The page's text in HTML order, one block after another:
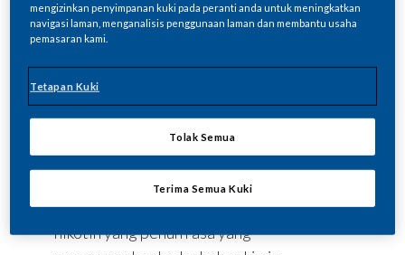
alternatif bagi rokok, yang mengandungi
nikotin dan masih boleh memberikan
kepuasan kepada perokok, tetapi tanpa
asap. Kami telah memberi tumpuan dalam
dua cara untuk mencapai matlamat ini, di
mana kedua-duanya adalah untuk
menghapuskan pembakaran tembakau.
Cara pertama adalah untuk memanaskan
tembakau supaya ia menghasilkan wap
nikotin yang penuh rasa yang
mengizinkan penyimpanan kuki pada peranti anda untuk meningkatkan
navigasi laman, menganalisis penggunaan laman dan membantu usaha
pemasaran kami.
Tetapan Kuki
Tolak Semua
Terima Semua Kuki